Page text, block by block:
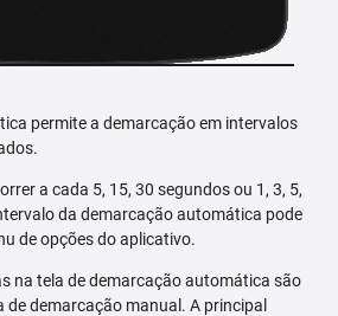
permite a demarcação em intervalos
a cada 5, 15, 30 segundos ou 1, 3, 5,
da demarcação automática pode
de opções do aplicativo.
na tela de demarcação automática são
de demarcação manual. A principal